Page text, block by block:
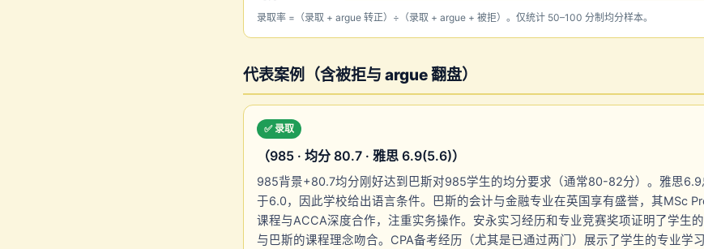
录取率 =（录取 + argue 转正）÷（录取 + argue + 被拒）。仅统计 50–100 分制均分样本。
代表案例（含被拒与 argue 翻盘）
✅ 录取
（985 · 均分 80.7 · 雅思 6.9(5.6)）
985背景+80.7均分刚好达到巴斯对985学生的均分要求（通常80-82分）。雅思
于6.0，因此学校给出语言条件。巴斯的会计与金融专业在英国享有盛誉，其MSc
课程与ACCA深度合作，注重实务操作。安永实习经历和专业竞赛奖项证明了学生的
与巴斯的课程理念吻合。CPA备考经历（尤其是已通过两门）展示了学生的专业学